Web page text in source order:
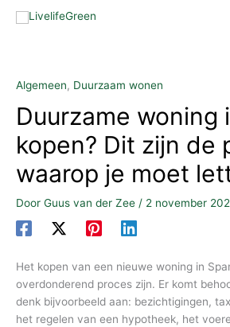
naar
Algemeen, Duurzaam wonen
Duurzame woning
kopen? Dit zijn de
waarop je moet
Door Guus van der Zee / 2 november
Het kopen van een nieuwe woning in
overdonderend proces zijn. Er komt
denk bijvoorbeeld aan: bezichtigingen,
het regelen van een hypotheek, het